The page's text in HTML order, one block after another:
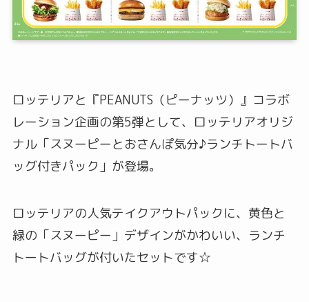
ロッテリアと『PEANUTS（ピーナッツ）』コラボ
レーション企画の第5弾として、ロッテリアオリジ
ナル「スヌーピーとおさんぽ気分♪ランチトートバ
ッグ付きパック」が登場。
ロッテリアの人気テイクアウトパックに、黄色と
緑の「スヌーピー」デザインがかわいい、ランチ
トートバッグが付いたセットです☆